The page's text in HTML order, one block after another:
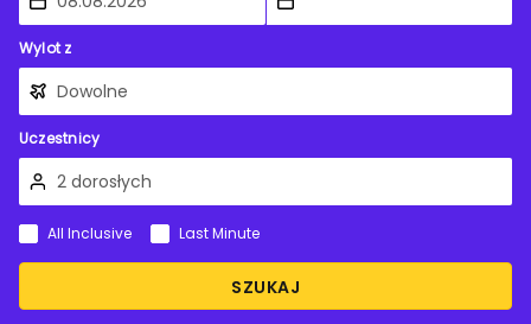
Wylot z
Uczestnicy
SZUKAJ
All Inclusive Last Minute